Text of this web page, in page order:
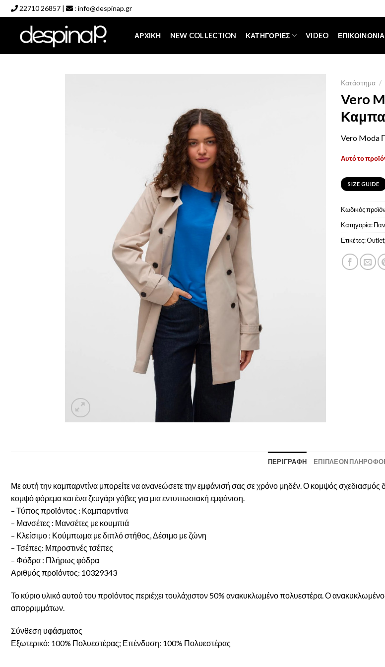
to
content
22710 26857 | : info@despinap.gr
ΑΡΧΙΚΉ NEW COLLECTION ΚΑΤΗΓΟΡΊΕΣ VIDEO ΕΠΙΚΟΙΝΩΝΊΑ
Κατάστημα /
Vero
Vero Moda
Αυτό το
SIZE GUIDE
Κωδικός
Κατηγορία:
Ετικέτες:Outlet,
ΠΕΡΙΓΡΑΦΉ ΕΠΙΠΛΈΟΝ
Με αυτή την καμπαρντίνα μπορείτε να ανανεώσετε την εμφάνισή σας σε χρόνο μηδέν. Ο κομψός σχεδιασμός
κομψό φόρεμα και ένα ζευγάρι γόβες για μια εντυπωσιακή εμφάνιση.
– Τύπος προϊόντος : Καμπαρντίνα
– Μανσέτες : Μανσέτες με κουμπιά
– Κλείσιμο : Κούμπωμα με διπλό στήθος, Δέσιμο με ζώνη
– Τσέπες: Μπροστινές τσέπες
– Φόδρα : Πλήρως φόδρα
Αριθμός προϊόντος: 10329343
Το κύριο υλικό αυτού του προϊόντος περιέχει τουλάχιστον 50% ανακυκλωμένο πολυεστέρα. Ο
απορριμμάτων.
Σύνθεση υφάσματος
Εξωτερικό: 100% Πολυεστέρας; Επένδυση: 100% Πολυεστέρας